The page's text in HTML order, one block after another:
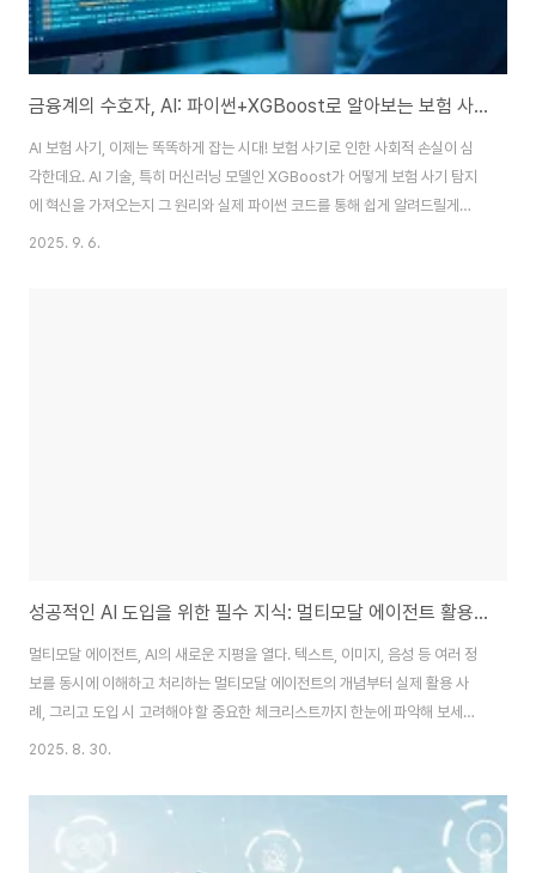
금융계의 수호자, AI: 파이썬+XGBoost로 알아보는 보험 사기 방지법
AI 보험 사기, 이제는 똑똑하게 잡는 시대! 보험 사기로 인한 사회적 손실이 심
각한데요. AI 기술, 특히 머신러닝 모델인 XGBoost가 어떻게 보험 사기 탐지
에 혁신을 가져오는지 그 원리와 실제 파이썬 코드를 통해 쉽게 알려드릴게요.
안녕하세요, 여러분! 혹시 '보험 사기'라는 말 들으면 어떤 생각이 드세요?저도
2025. 9. 6.
성공적인 AI 도입을 위한 필수 지식: 멀티모달 에이전트 활용법과 체크리스트
멀티모달 에이전트, AI의 새로운 지평을 열다. 텍스트, 이미지, 음성 등 여러 정
보를 동시에 이해하고 처리하는 멀티모달 에이전트의 개념부터 실제 활용 사
례, 그리고 도입 시 고려해야 할 중요한 체크리스트까지 한눈에 파악해 보세요.
혹시 '챗GPT' 같은 생성형 AI를 사용해 보셨나요?텍스트로 질문하면 텍스트
무슨 종이야?"라고 물어보거나,"이 곡의 분위기에 맞는 가사를 써줘"라고 말한
다면 어떨까요?바로 이런 일이 가능하게 해주는 기술이 바로 멀티모달 에이전
트입니다.오늘은 단순히 한 가지 종류의 데이터만 다루는 것을 넘어,종류의 데
2025. 8. 30.